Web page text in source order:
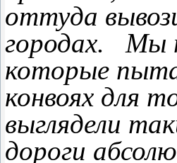
оттуда
городах.
Мы
которые
конвоях для
выглядели
дороги